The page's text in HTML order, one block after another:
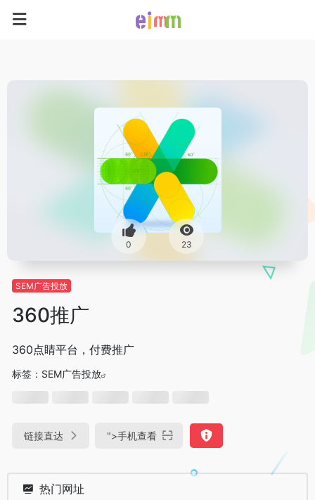
0 23
SEM广告投放
360推广
360点睛平台，付费推广
标签： SEM广告投放
链接直达 ">手机查看
热门网址